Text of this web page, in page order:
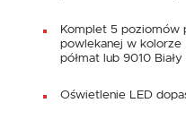
Komplet 5 poziomów
powlekanej w kolorze
półmat lub 9010
Oświetlenie LED